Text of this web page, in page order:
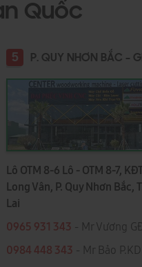
Quốc
5 P. QUY NHƠN BẮC - GIA
Lô OTM 8-6 Lô - OTM 8-7,
Long Vân, P. Quy Nhơn Bắc,
Lai
0965 931 343 - Mr Vương
0984 448 343 - Mr Bảo P.KD